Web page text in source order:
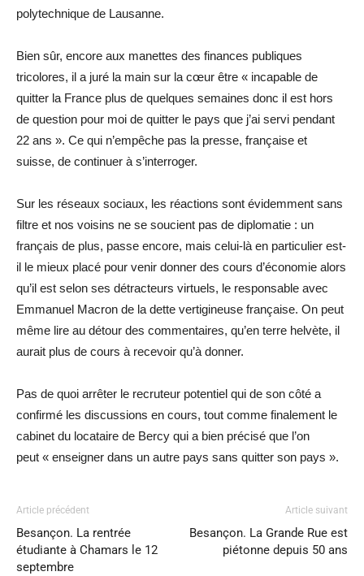
polytechnique de Lausanne.
Bien sûr, encore aux manettes des finances publiques
tricolores, il a juré la main sur la cœur être « incapable de
quitter la France plus de quelques semaines donc il est hors
de question pour moi de quitter le pays que j’ai servi pendant
22 ans ». Ce qui n’empêche pas la presse, française et
suisse, de continuer à s’interroger.
Sur les réseaux sociaux, les réactions sont évidemment sans
filtre et nos voisins ne se soucient pas de diplomatie : un
français de plus, passe encore, mais celui-là en particulier est-
il le mieux placé pour venir donner des cours d’économie alors
qu’il est selon ses détracteurs virtuels, le responsable avec
Emmanuel Macron de la dette vertigineuse française. On peut
même lire au détour des commentaires, qu’en terre helvète, il
aurait plus de cours à recevoir qu’à donner.
Pas de quoi arrêter le recruteur potentiel qui de son côté a
confirmé les discussions en cours, tout comme finalement le
cabinet du locataire de Bercy qui a bien précisé que l’on
peut « enseigner dans un autre pays sans quitter son pays ».
Article précédent
Besançon. La rentrée
étudiante à Chamars le 12
septembre
Article suivant
Besançon. La Grande Rue est
piétonne depuis 50 ans